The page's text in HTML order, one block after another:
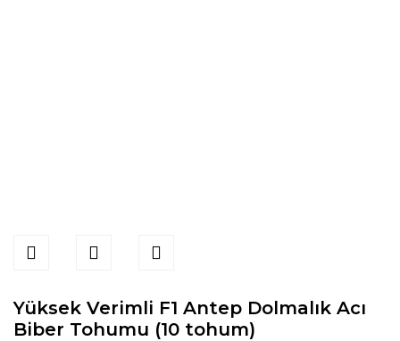
Yüksek Verimli F1 Antep Dolmalık Acı
Biber Tohumu (10 tohum)